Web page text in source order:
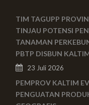
TIM TAGUPP
TINJAU POTENSI
TANAMAN
PBTP DISBUN
23 Juli 2026
PEMPROV KALTIM
PENGUATAN